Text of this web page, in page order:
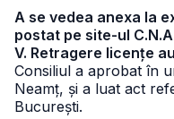
A se vedea anexa la
postat pe site-ul
V. Retragere licențe
Consiliul a aprobat în
Neamț, și a luat act
București.